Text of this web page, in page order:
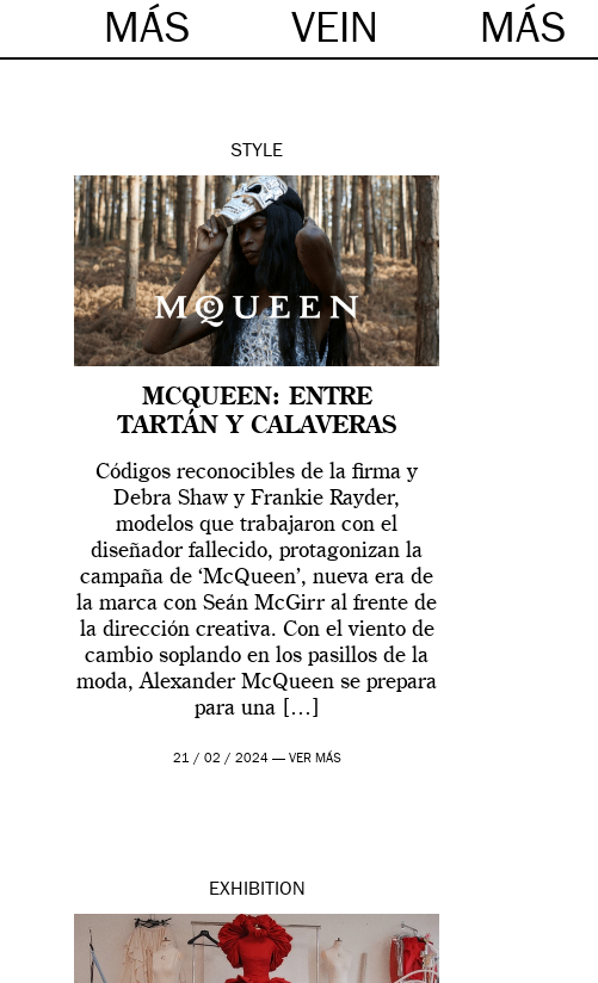
MÁS VEIN MÁS
STYLE
MCQUEEN: ENTRE
TARTÁN Y CALAVERAS
Códigos reconocibles de la firma y
Debra Shaw y Frankie Rayder,
modelos que trabajaron con el
diseñador fallecido, protagonizan la
campaña de ‘McQueen’, nueva era de
la marca con Seán McGirr al frente de
la dirección creativa. Con el viento de
cambio soplando en los pasillos de la
moda, Alexander McQueen se prepara
para una […]
21 / 02 / 2024 — VER MÁS
EXHIBITION